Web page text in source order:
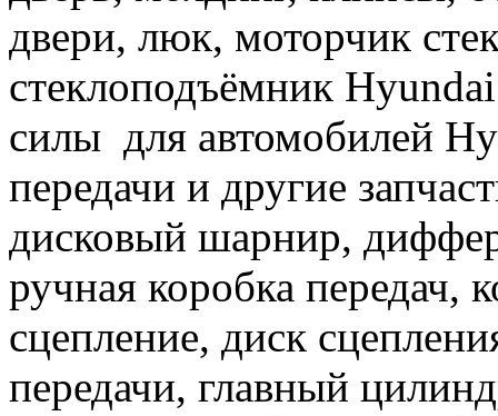
двери, люк, моторчик
стеклоподъёмник
силы для автомобилей
передачи и другие
дисковый шарнир,
ручная коробка передач,
сцепление, диск
передачи, главный